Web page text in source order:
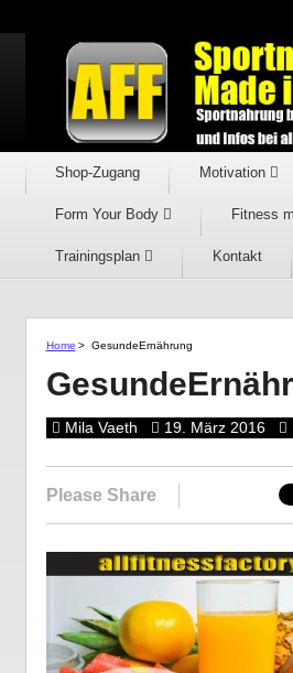
Shop-Zugang Motivation
Form Your Body Fitness
Trainingsplan Kontakt
Home > GesundeErnährung
Mila Vaeth 19. März 2016
Please Share